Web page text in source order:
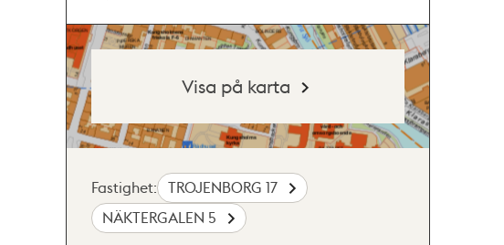
Visa på karta
Fastighet:
TROJENBORG 17
NÄKTERGALEN 5